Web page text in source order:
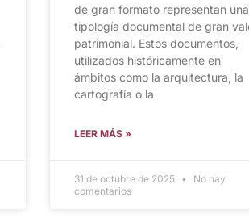
de gran formato representan una
tipología documental de gran
patrimonial. Estos documentos,
utilizados históricamente en
ámbitos como la arquitectura, la
cartografía o la
LEER MÁS »
31 de octubre de 2025
No hay
comentarios